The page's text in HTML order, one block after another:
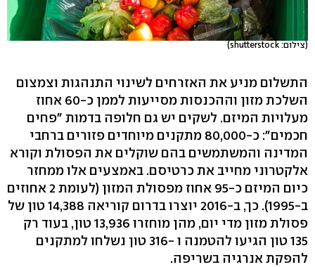
(צילום: shutterstock)
התשלום מניע את האזרחים לשינוי התנהגות וצמצום
השלכת מזון וההכנסות מסייעות לממן כ-60 אחוז
מעלויות המיזם. לשקים יש גם חלופה בדמות "פחים
חכמים": כ-80,000 מתקנים מיוחדים פזורים ברחבי
המדינה והמשתמשים בהם שוקלים את הפסולת וקורא
אלקטרוני מחייב את כרטיסם. באמצעים אלו ממחזר
כיום המיזם כ-95 אחוז מפסולת המזון (לעומת 2 אחוזים
ב-1995). כך, ב-2016 יוצרו בדרום קוריאה 14,388 טון של
פסולת מזון מדי יום, מהן מוחזרו 13,936 טון, בעוד רק
135 טון הגיעו להטמנה ו -316 טון נשלחו למתקנים
להפקת אנרגיה בשריפה.